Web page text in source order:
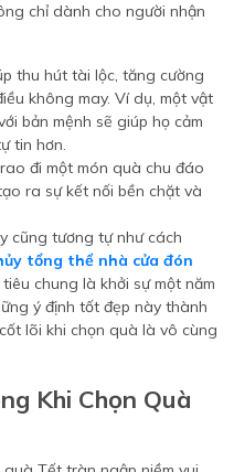
chỉ dành cho người nhận
thu hút tài lộc, tăng cường
không may. Ví dụ, một vật
bản mệnh sẽ giúp họ cảm
tin hơn.
đi một món quà chu đáo
ra sự kết nối bền chặt và
cũng tương tự như cách
tổng thể nhà cửa đón
chung là khởi sự một năm
ý định tốt đẹp này thành
lõi khi chọn quà là vô cùng
Khi Chọn Quà